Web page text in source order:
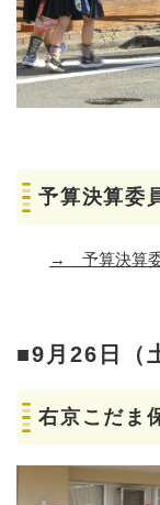
予算決算委
→ 予算決算
■9月26日（
右京こだま